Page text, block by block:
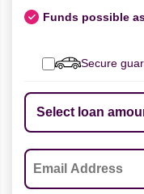
Funds possible
Secure